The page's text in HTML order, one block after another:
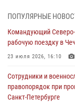
настольному теннису
08 августа 2026, 07:00
Кузбассе
08 августа 2026, 07:00
ПОПУЛЯРНЫЕ
Командующий
рабочую поездку в
23 июля 2026, 16:10
Сотрудники и
правопорядок при
Санкт-Петербурге